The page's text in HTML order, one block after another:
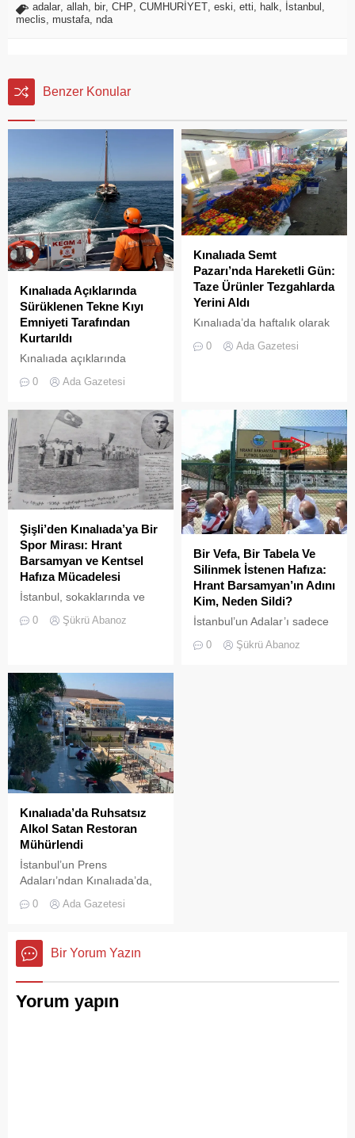
adalar, allah, bir, CHP, CUMHURİYET, eski, etti, halk, İstanbul ,
meclis, mustafa, nda
Benzer Konular
Kınalıada Açıklarında
Sürüklenen Tekne Kıyı
Emniyeti Tarafından
Kurtarıldı
Kınalıada açıklarında
denizde mahsur kalan bir
Müdürlüğü (KEGM)
ekiplerinin zamanında
müdahalesiyle kurtarıldı.
0 Ada Gazetesi
Kınalıada Semt
Pazarı’nda Hareketli Gün:
Taze Ürünler Tezgahlarda
Yerini Aldı
Kınalıada’da haftalık olarak
kurulan semt pazarı, ada
sakinleri ve ziyaretçilerin
0 Ada Gazetesi
Şişli’den Kınalıada’ya Bir
Spor Mirası: Hrant
Barsamyan ve Kentsel
Hafıza Mücadelesi
İstanbul, sokaklarında ve
yüzyıllardır biriktirdiği çok
mekânıdır.
0 Şükrü Abanoz
Bir Vefa, Bir Tabela Ve
Silinmek İstenen Hafıza:
Hrant Barsamyan’ın Adını
Kim, Neden Sildi?
İstanbul’un Adalar’ı sadece
yazlıkçıların nefes aldığı
0 Şükrü Abanoz
Kınalıada’da Ruhsatsız
Alkol Satan Restoran
Mühürlendi
İstanbul’un Prens
Adaları’ndan Kınalıada’da,
bünyesinde faaliyet
ruhsatsız alkol saatğı
gereşçesiyle Adalar
0 Ada Gazetesi
Bir Yorum Yazın
Yorum yapın